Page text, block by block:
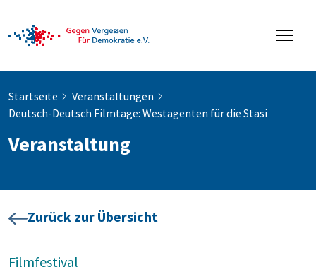
Startseite
Veranstaltungen
Deutsch-Deutsch Filmtage: Westagenten für die Stasi
Veranstaltung
Zurück zur Übersicht
Filmfestival